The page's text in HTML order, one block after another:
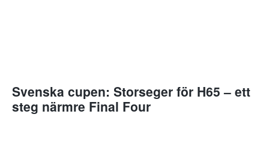
Svenska cupen: Storseger för H65 – ett
steg närmre Final Four